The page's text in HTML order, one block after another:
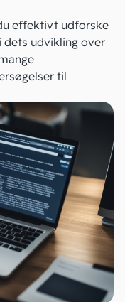
effektivt udforske
udvikling over
til